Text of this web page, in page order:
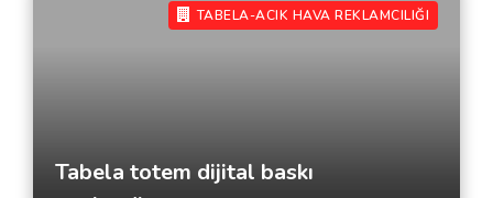
TABELA-ACIK HAVA REKLAMCILIĞI
Tabela totem dijital baskı